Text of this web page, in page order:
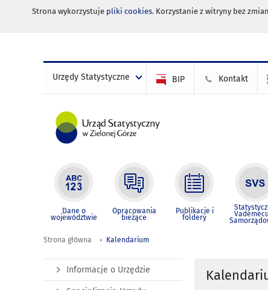
Strona wykorzystuje pliki cookies. Korzystanie z witryny bez
Urzędy Statystyczne BIP Kontakt
Dane o
województwie
Opracowania
bieżące
Publikacje i
foldery
Strona główna Kalendarium
Informacje o Urzędzie